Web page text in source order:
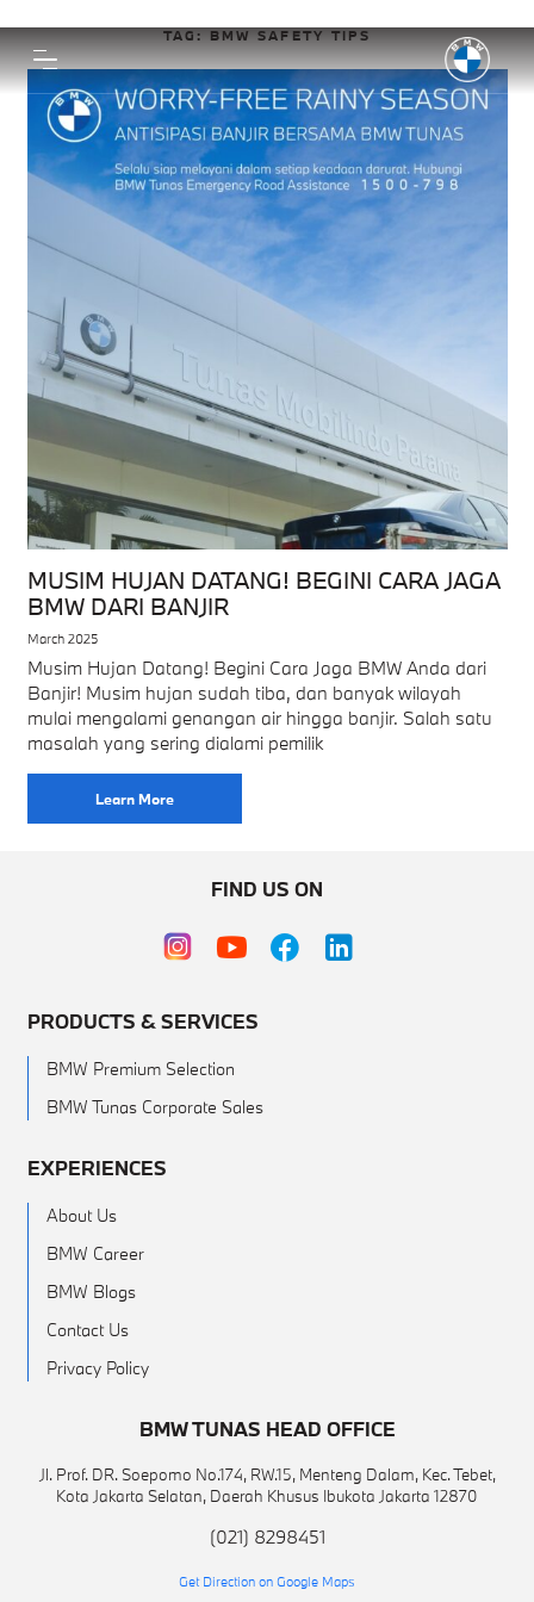
TAG:BMW SAFETY TIPS
MUSIM HUJAN DATANG! BEGINI CARA JAGA
BMW DARI BANJIR
March 2025
Musim Hujan Datang! Begini Cara Jaga BMW Anda dari
Banjir! Musim hujan sudah tiba, dan banyak wilayah
mulai mengalami genangan air hingga banjir. Salah satu
masalah yang sering dialami pemilik
Learn More
FIND US ON
PRODUCTS & SERVICES
BMW Premium Selection
BMW Tunas Corporate Sales
EXPERIENCES
About Us
BMW Career
BMW Blogs
Contact Us
Privacy Policy
BMW TUNAS HEAD OFFICE
Jl. Prof. DR. Soepomo No.174, RW.15, Menteng Dalam, Kec. Tebet,
Kota Jakarta Selatan, Daerah Khusus Ibukota Jakarta 12870
(021) 8298451
Get Direction on Google Maps